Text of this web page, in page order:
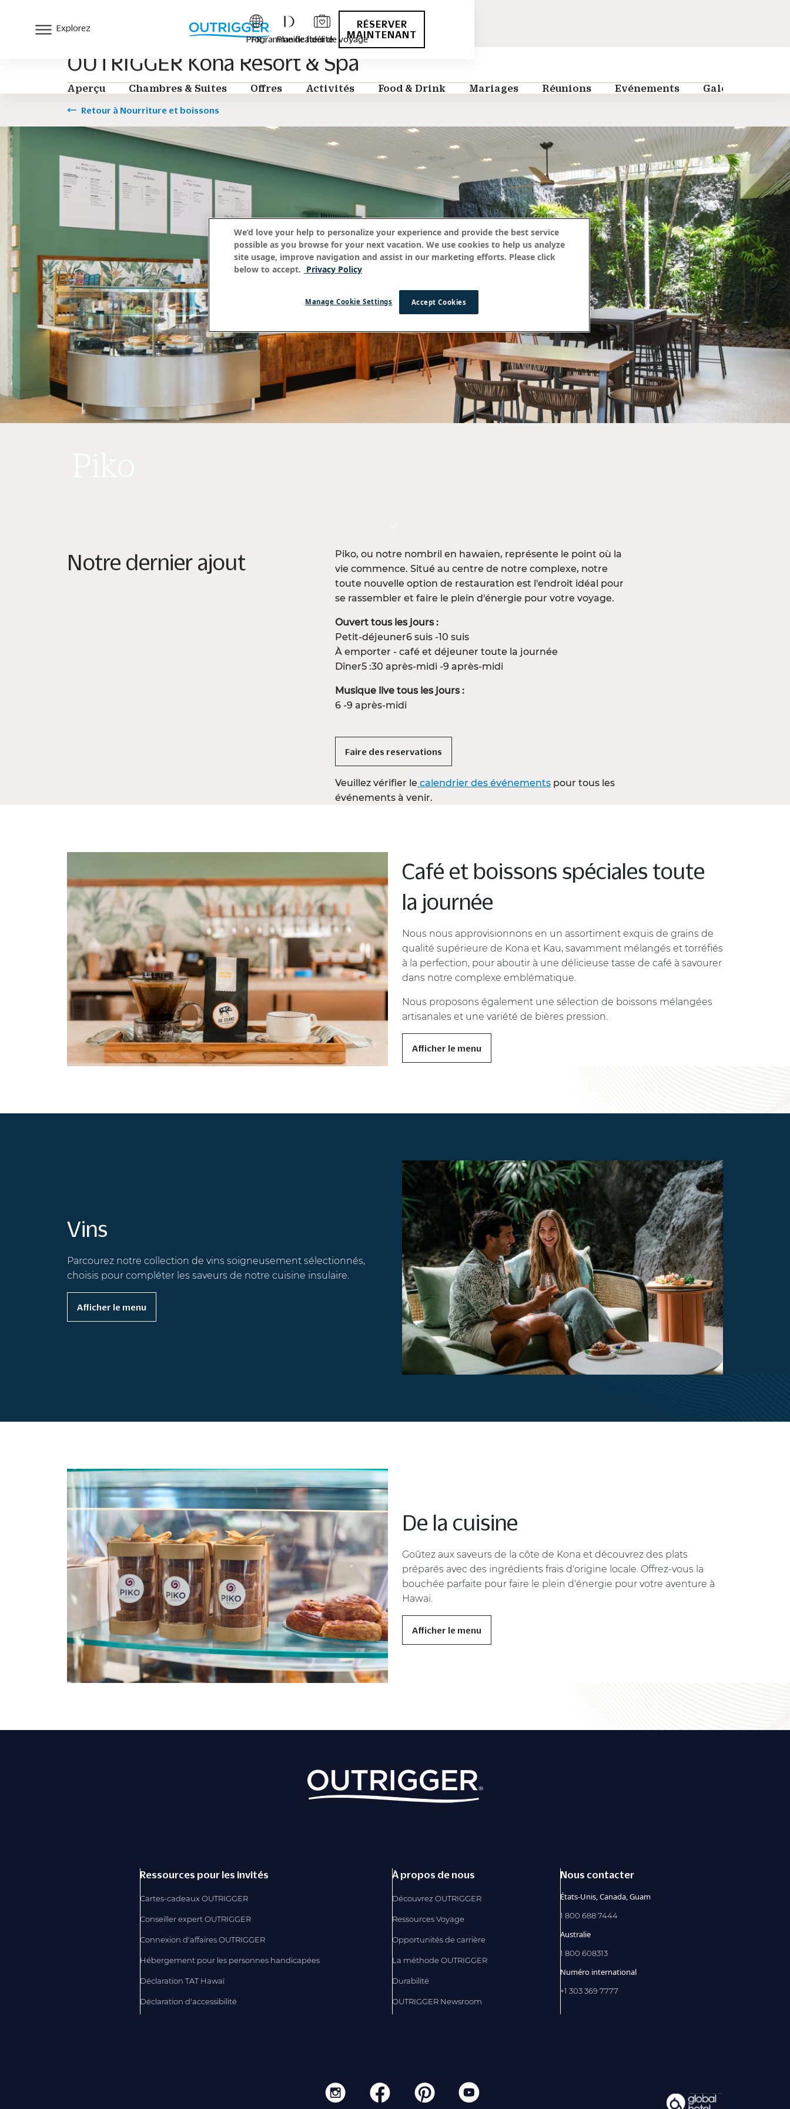
Explorez
FR
Programme de fidélité
Planificateur de voyage
RÉSERVER
MAINTENANT
OUTRIGGER Kona Resort & Spa
Aperçu Chambres & Suites Offres Activités Food & Drink Mariages Réunions Evénements Galerie
Retour à Nourriture et boissons
Notre dernier ajout
Piko, ou notre nombril en hawaïen, représente le point où la
vie commence. Situé au centre de notre complexe, notre
toute nouvelle option de restauration est l'endroit idéal pour
se rassembler et faire le plein d'énergie pour votre voyage.
Ouvert tous les jours :
Petit-déjeuner6 suis -10 suis
À emporter - café et déjeuner toute la journée
Dîner5 :30 après-midi -9 après-midi
Musique live tous les jours :
6 -9 après-midi
Faire des reservations
Veuillez vérifier le calendrier des événements pour tous les
événements à venir.
Café et boissons spéciales toute
la journée
Nous nous approvisionnons en un assortiment exquis de grains de
qualité supérieure de Kona et Kau, savamment mélangés et torréfiés
à la perfection, pour aboutir à une délicieuse tasse de café à savourer
dans notre complexe emblématique.
Nous proposons également une sélection de boissons mélangées
artisanales et une variété de bières pression.
Afficher le menu
Vins
Parcourez notre collection de vins soigneusement sélectionnés,
choisis pour compléter les saveurs de notre cuisine insulaire.
Afficher le menu
De la cuisine
Goûtez aux saveurs de la côte de Kona et découvrez des plats
préparés avec des ingrédients frais d'origine locale. Offrez-vous la
bouchée parfaite pour faire le plein d'énergie pour votre aventure à
Hawaï.
Afficher le menu
Ressources pour les invités
Cartes-cadeaux OUTRIGGER
Conseiller expert OUTRIGGER
Connexion d'affaires OUTRIGGER
Hébergement pour les personnes handicapées
Déclaration TAT Hawaï
Déclaration d'accessibilité
À propos de nous
Découvrez OUTRIGGER
Ressources Voyage
Opportunités de carrière
La méthode OUTRIGGER
Durabilité
OUTRIGGER Newsroom
Nous contacter
États-Unis, Canada, Guam
1 800 688 7444
Australie
1 800 608313
Numéro international
+1 303 369 7777
We’d love your help to personalize your experience and provide the best service
possible as you browse for your next vacation. We use cookies to help us analyze
site usage, improve navigation and assist in our marketing efforts. Please click
below to accept. Privacy Policy
Accept Cookies
Manage Cookie Settings